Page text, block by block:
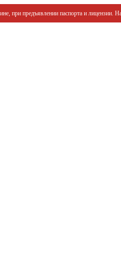
при предъявлении паспорта и лицензии.